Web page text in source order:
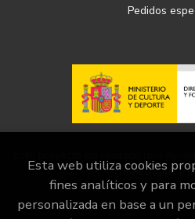
Pedidos
de Cultura y
Esta web utiliza cookies
fines analíticos y para
personalizada en base a un